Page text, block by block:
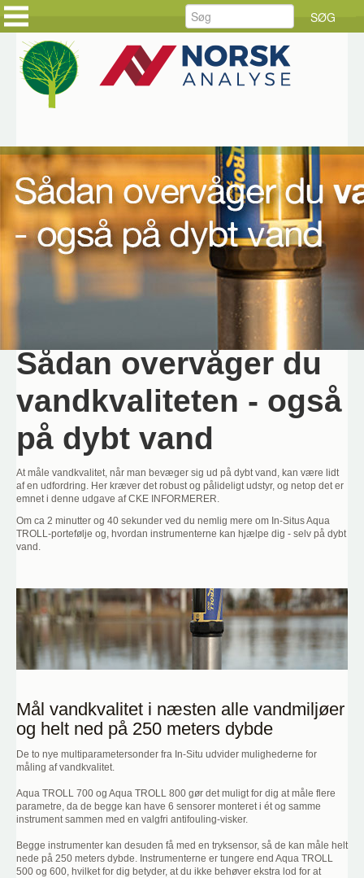
FORSIDE
PRODUKTER
LØSNINGER
FORSIDE
KUNDEHISTORIER
DOWNLOAD
JOB HOS CKE
OM CKE
KONTAKT OS
CKE INFORMERER2024 01 CKEI In-
Situ AT700-800
Sådan overvåger du
vandkvaliteten - også
på dybt vand
At måle vandkvalitet, når man bevæger sig ud på dybt vand, kan være lidt
af en udfordring. Her kræver det robust og pålideligt udstyr, og netop det er
emnet i denne udgave af CKE INFORMERER.
Om ca 2 minutter og 40 sekunder ved du nemlig mere om In-Situs Aqua
TROLL-portefølje og, hvordan instrumenterne kan hjælpe dig - selv på dybt
vand.
Mål vandkvalitet i næsten alle vandmiljøer
og helt ned på 250 meters dybde
De to nye multiparametersonder fra In-Situ udvider mulighederne for
måling af vandkvalitet.
Aqua TROLL 700 og Aqua TROLL 800 gør det muligt for dig at måle flere
parametre, da de begge kan have 6 sensorer monteret i ét og samme
instrument sammen med en valgfri antifouling-visker.
Begge instrumenter kan desuden få med en tryksensor, så de kan måle helt
nede på 250 meters dybde. Instrumenterne er tungere end Aqua TROLL
500 og 600, hvilket for dig betyder, at du ikke behøver ekstra lod for at